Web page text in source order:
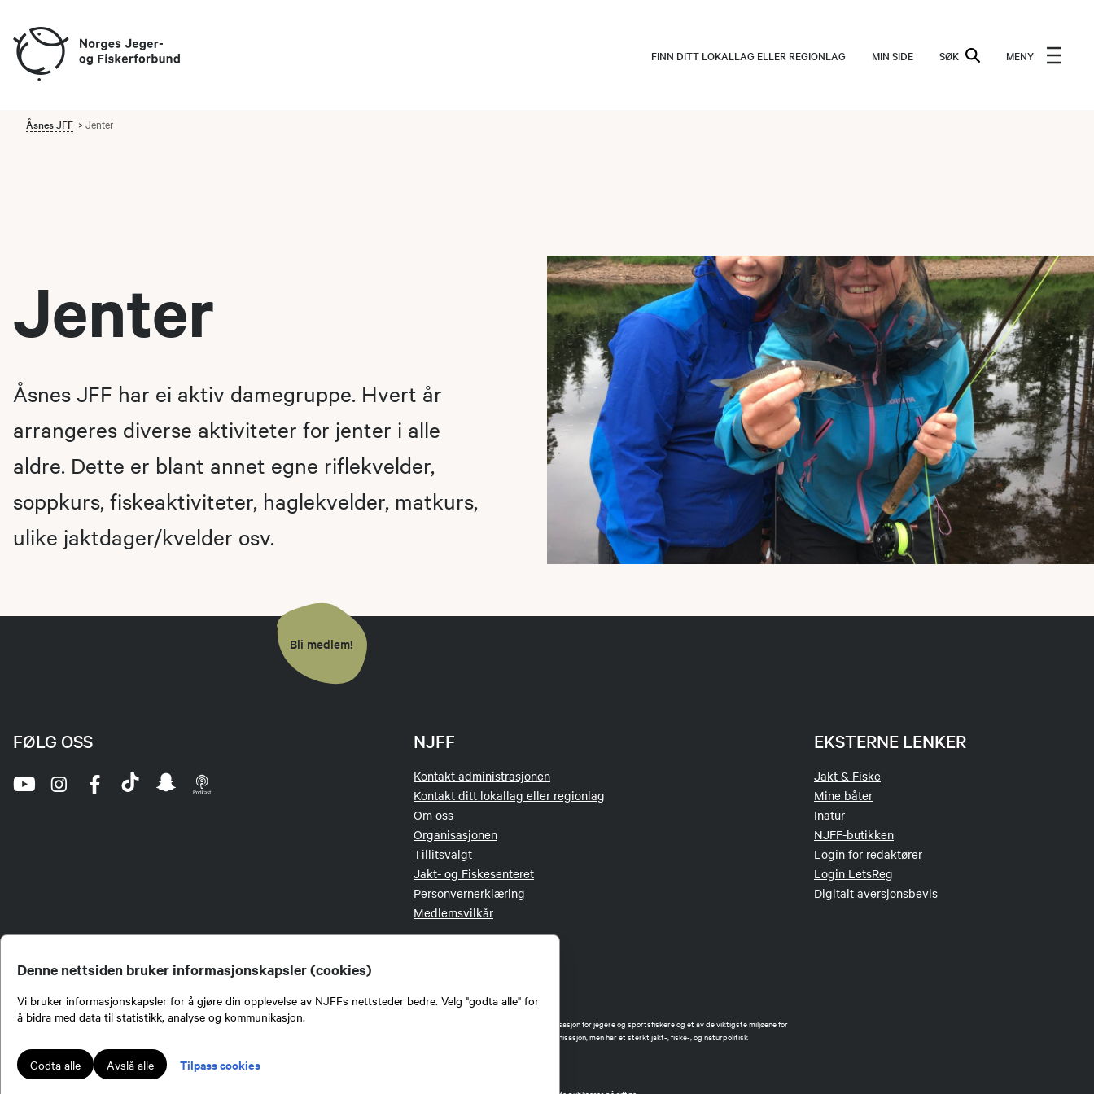
Denne nettsiden bruker informasjonskapsler (cookies)
Vi bruker informasjonskapsler for å gjøre din opplevelse av NJFFs nettsteder bedre. Velg "godta alle" for
å bidra med data til statistikk, analyse og kommunikasjon.
Godta alle Avslå alle Tilpass cookies
FINN DITT LOKALLAG ELLER REGIONLAG MIN SIDE SØK MENY
Åsnes JFF Jenter
Jenter
Åsnes JFF har ei aktiv damegruppe. Hvert år
arrangeres diverse aktiviteter for jenter i alle
aldre. Dette er blant annet egne riflekvelder,
soppkurs, fiskeaktiviteter, haglekvelder, matkurs,
ulike jaktdager/kvelder osv.
Bli medlem!
NJFF
Kontakt administrasjonen
Kontakt ditt lokallag eller regionlag
Om oss
Organisasjonen
Tillitsvalgt
Jakt- og Fiskesenteret
Personvernerklæring
Medlemsvilkår
EKSTERNE LENKER
Jakt & Fiske
Mine båter
Inatur
NJFF-butikken
Login for redaktører
Login LetsReg
Digitalt aversjonsbevis
FØLG OSS
Norges Jeger- og Fiskerforbund (NJFF) er landets eneste landsdekkende organisasjon for jegere og sportsfiskere og et av de viktigste miljøene for
formidling av kunnskap om jakt og fiske i Norge. Vi er en partipolitisk nøytral organisasjon, men har et sterkt jakt-, fiske-, og naturpolitisk